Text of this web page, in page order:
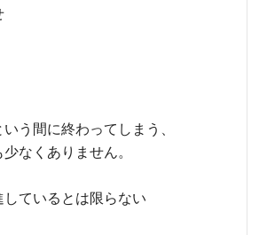
う間に終わってしまう、
なくありません。
ているとは限らない